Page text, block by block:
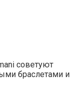
советуют
браслетами и